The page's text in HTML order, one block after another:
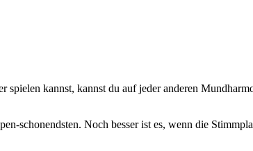
spielen kannst, kannst du auf jeder anderen
schonendsten. Noch besser ist es, wenn die